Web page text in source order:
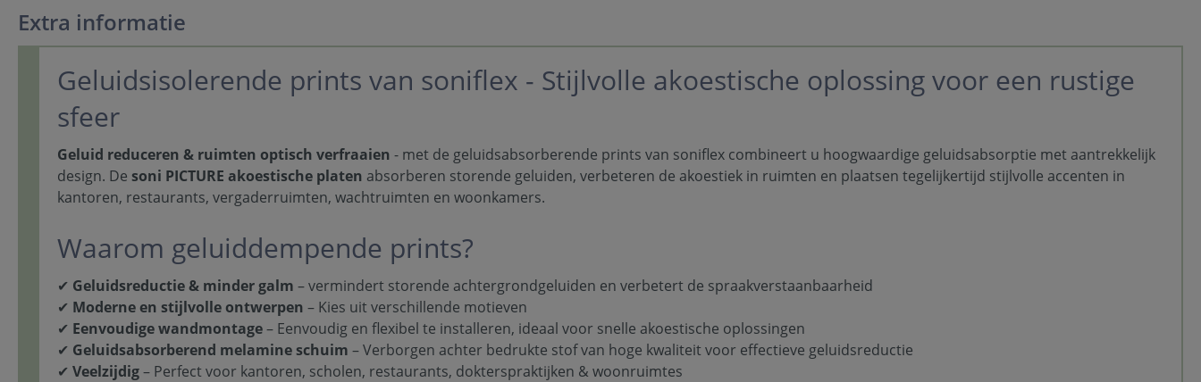
Extra informatie
Geluidsisolerende prints van soniflex - Stijlvolle akoestische oplossing voor een rustige
sfeer
Geluid reduceren & ruimten optisch verfraaien - met de geluidsabsorberende prints van soniflex combineert u hoogwaardige geluidsabsorptie met aantrekkelijk
design. De soni PICTURE akoestische platen absorberen storende geluiden, verbeteren de akoestiek in ruimten en plaatsen tegelijkertijd stijlvolle accenten in
kantoren, restaurants, vergaderruimten, wachtruimten en woonkamers.
Waarom geluiddempende prints?
✔ Geluidsreductie & minder galm – vermindert storende achtergrondgeluiden en verbetert de spraakverstaanbaarheid
✔ Moderne en stijlvolle ontwerpen – Kies uit verschillende motieven
✔ Eenvoudige wandmontage– Eenvoudig en flexibel te installeren, ideaal voor snelle akoestische oplossingen
✔ Geluidsabsorberend melamine schuim – Verborgen achter bedrukte stof van hoge kwaliteit voor effectieve geluidsreductie
✔ Veelzijdig– Perfect voor kantoren, scholen, restaurants, dokterspraktijken & woonruimtes